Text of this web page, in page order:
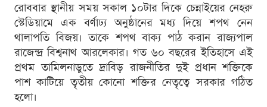
রোববার স্থানীয় সময় সকাল ১০টার দিকে চেন্নাইয়ের নেহরু
স্টেডিয়ামে এক বর্ণাঢ্য অনুষ্ঠানের মধ্য দিয়ে শপথ নেন
থালাপতি বিজয়। তাকে শপথ বাক্য পাঠ করান রাজ্যপাল
রাজেন্দ্র বিশ্বনাথ আরলেকার। গত ৬০ বছরের ইতিহাসে এই
প্রথম তামিলনাড়ুতে দ্রাবিড় রাজনীতির দুই প্রধান শক্তিকে
পাশ কাটিয়ে তৃতীয় কোনো শক্তির নেতৃত্বে সরকার গঠিত
হলো।